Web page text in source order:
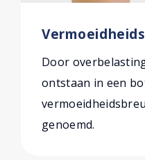
Door
ontstaan in een
genoemd.